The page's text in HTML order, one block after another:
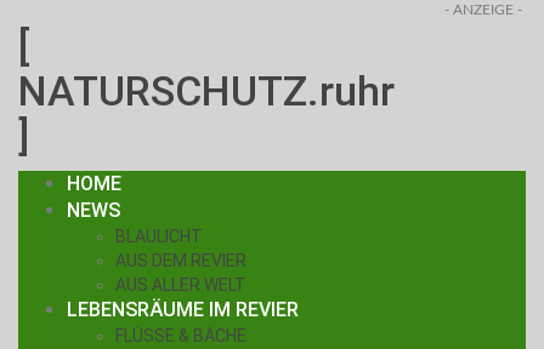
[
NATURSCHUTZ.ruhr
]
- ANZEIGE -
HOME
NEWS
BLAULICHT
AUS DEM REVIER
AUS ALLER WELT
LEBENSRÄUME IM REVIER
FLÜSSE & BÄCHE